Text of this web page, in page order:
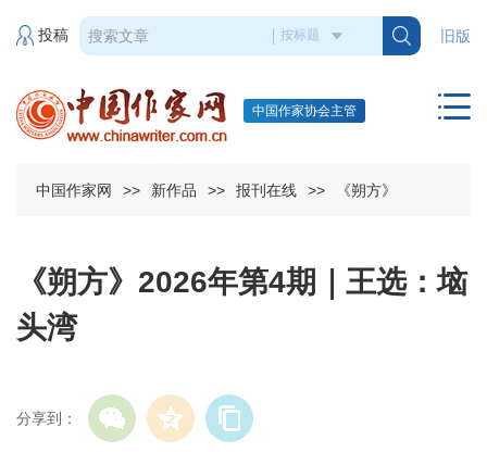
旧版
投稿
中国作家协会主管
中国作家网 >> 新作品 >> 报刊在线 >> 《朔方》
《朔方》2026年第4期｜王选：垴
头湾
分享到：